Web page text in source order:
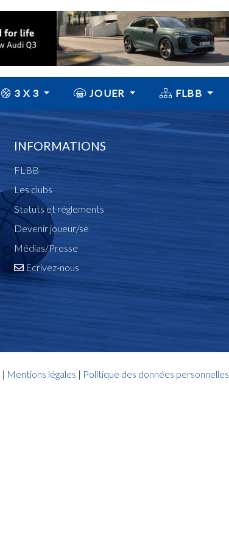
3 X 3 JOUER FLBB
INFORMATIONS
FLBB
Les clubs
Statuts et réglements
Devenir joueur/se
Médias/Presse
Ecrivez-nous
| Mentions légales | Politique des données personnelles